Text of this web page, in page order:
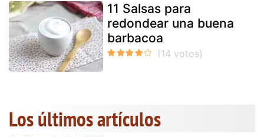
11 Salsas para
redondear una buena
barbacoa
Los últimos artículos